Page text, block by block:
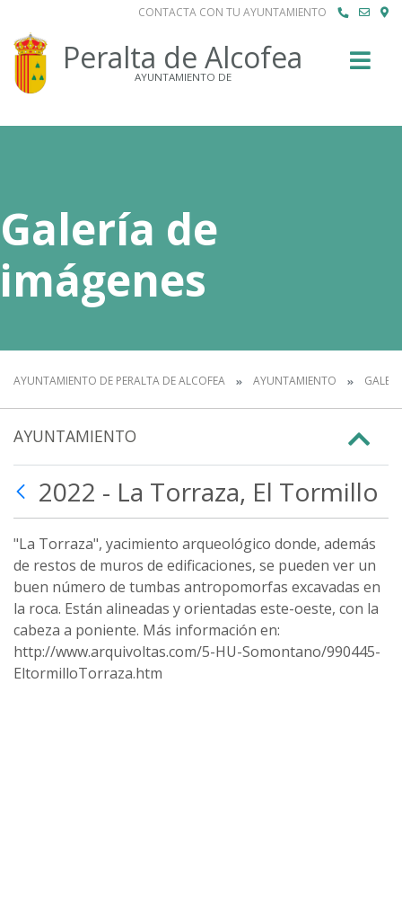
CONTACTA CON TU AYUNTAMIENTO
Peralta de Alcofea
AYUNTAMIENTO DE
Galería de
imágenes
AYUNTAMIENTO DE PERALTA DE ALCOFEA AYUNTAMIENTO
AYUNTAMIENTO
2022 - La Torraza, El Tormillo
"La Torraza", yacimiento arqueológico donde, además
de restos de muros de edificaciones, se pueden ver un
buen número de tumbas antropomorfas excavadas en
la roca. Están alineadas y orientadas este-oeste, con la
cabeza a poniente. Más información en:
http://www.arquivoltas.com/5-HU-Somontano/990445-
EltormilloTorraza.htm